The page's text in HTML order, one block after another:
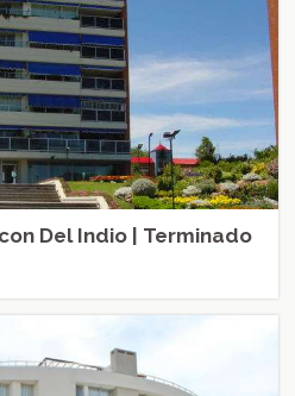
Del Indio | Terminado